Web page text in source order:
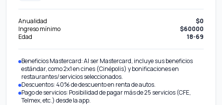
Anualidad
$0
Ingreso mínimo
$60000
Edad
18-69
Beneficios Mastercard: Al ser Mastercard, incluye sus beneficios
estándar, como 2x1 en cines (Cinépolis) y bonificaciones en
restaurantes/servicios seleccionados.
Descuentos: 40% de descuento en renta de autos.
Pago de servicios: Posibilidad de pagar más de 25 servicios (CFE,
Telmex, etc.) desde la app.